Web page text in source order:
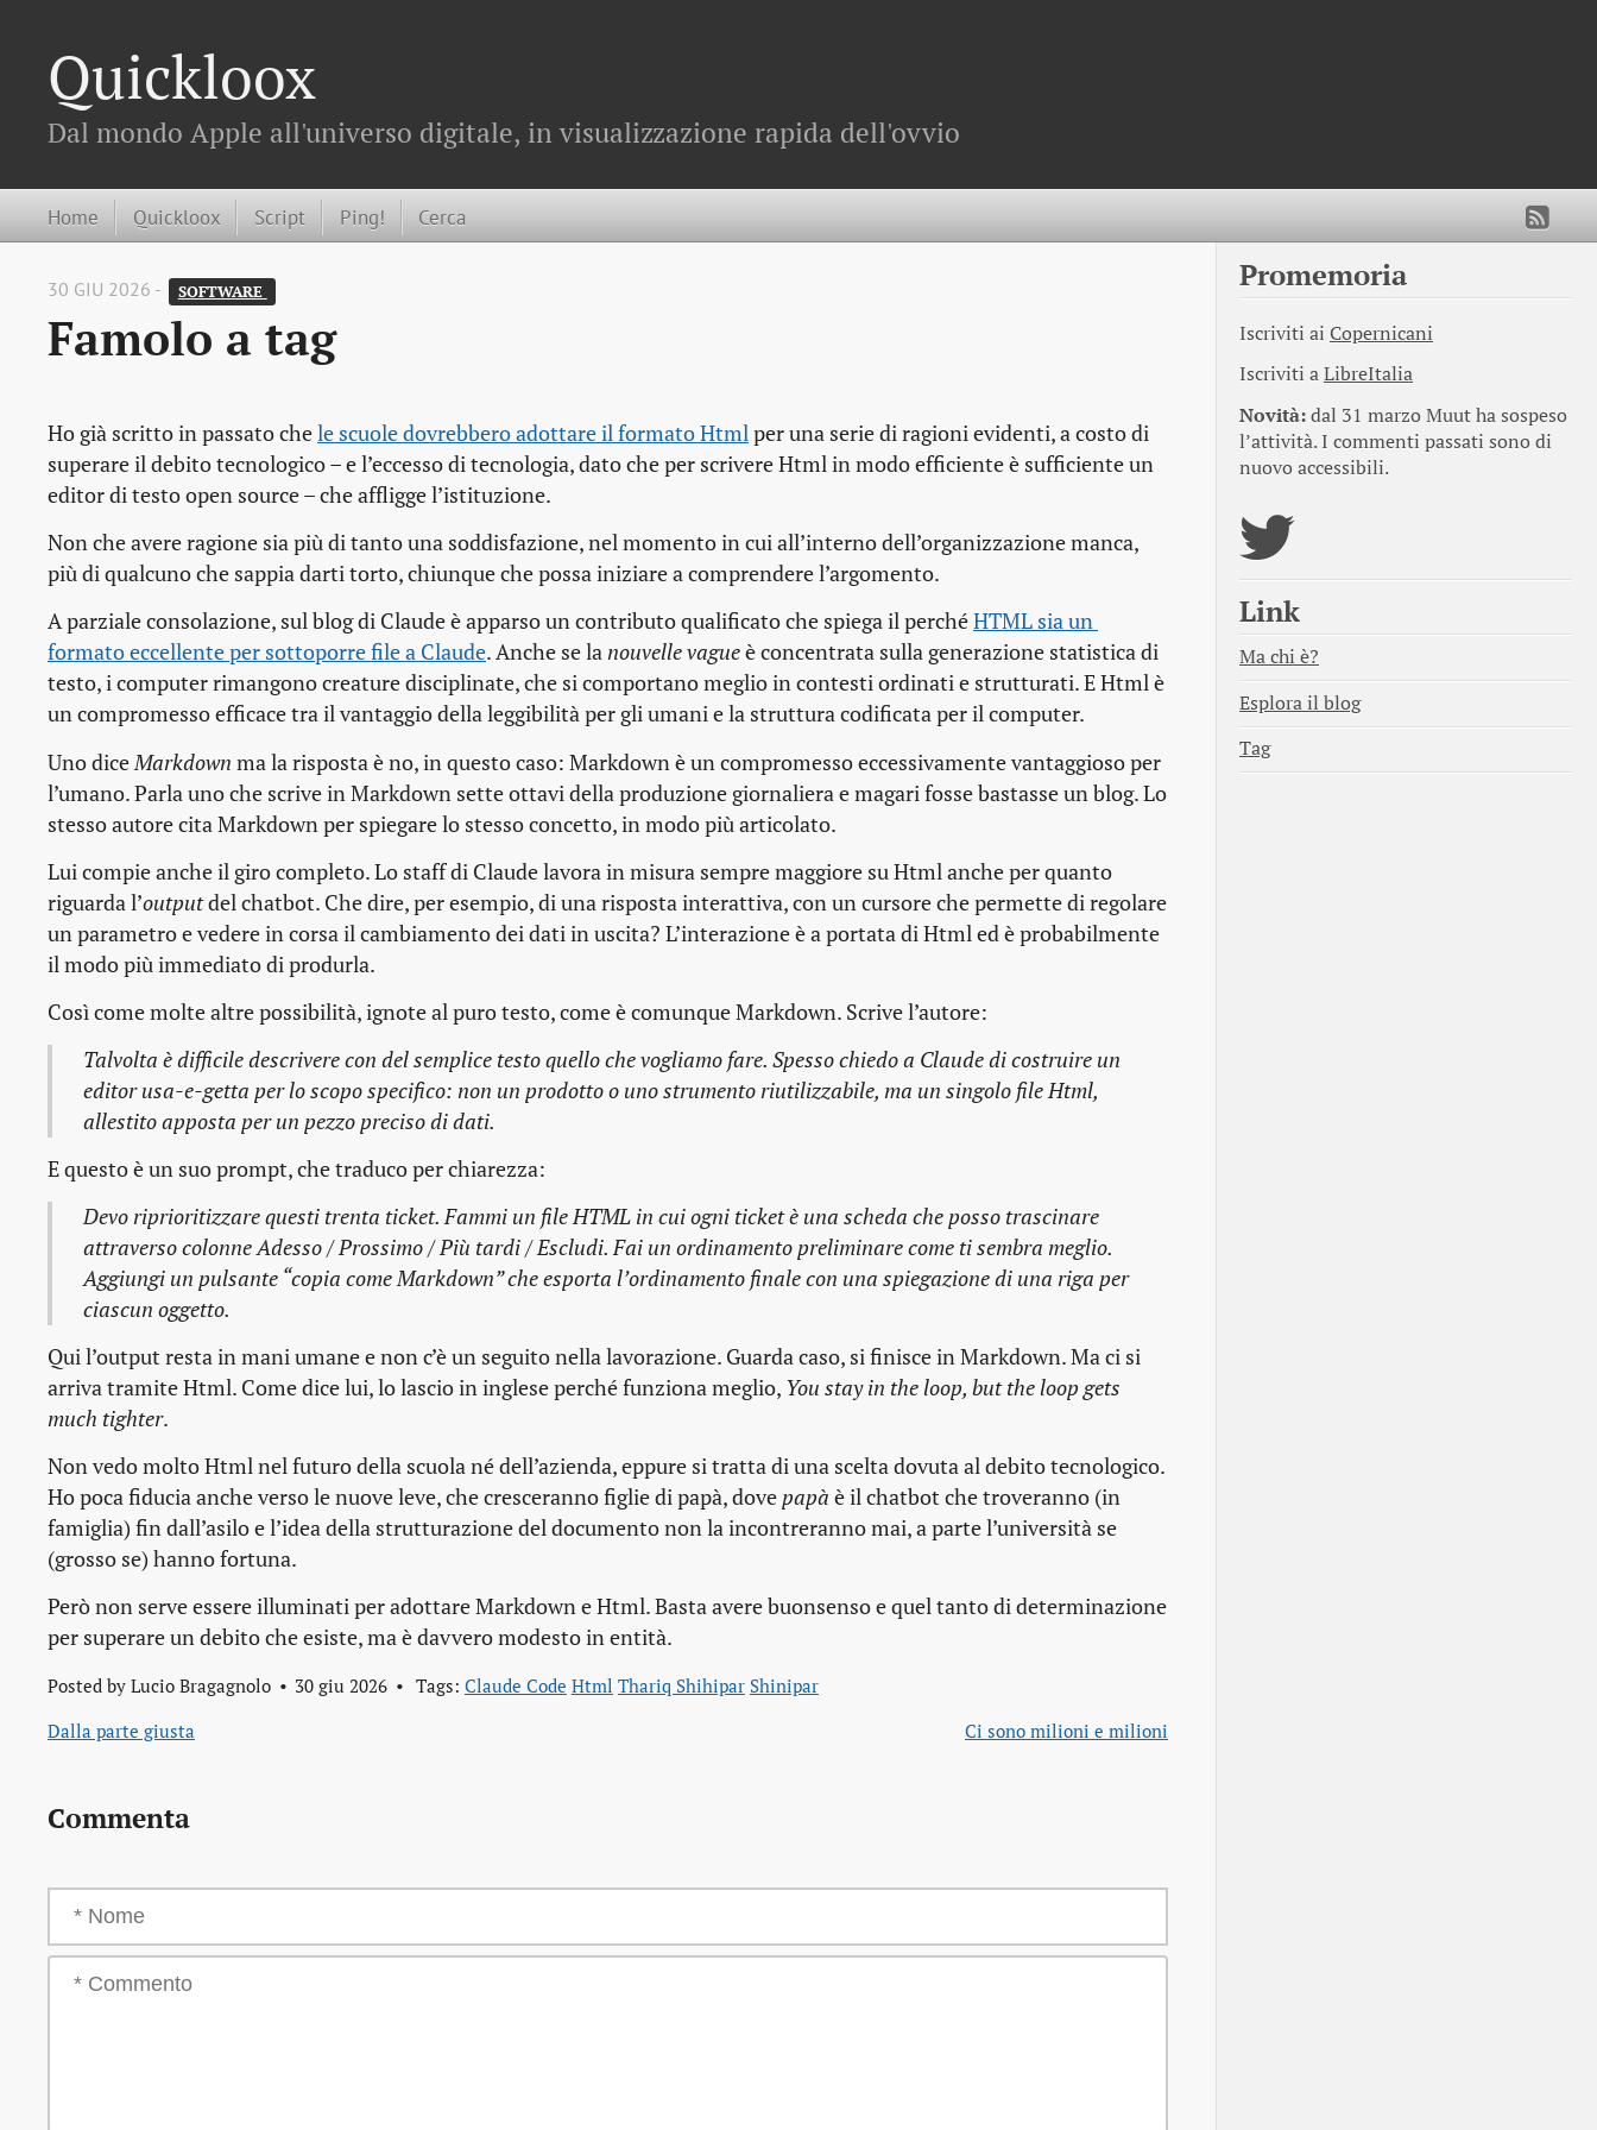
Quickloox
Dal mondo Apple all'universo digitale, in visualizzazione rapida dell'ovvio
Home Quickloox Script Ping! Cerca
30 GIU 2026 - SOFTWARE
Famolo a tag
Ho già scritto in passato chele scuole dovrebbero adottare il formato Htmlper una serie di ragioni evidenti, a costo di
superare il debito tecnologico – e l’eccesso di tecnologia, dato che per scrivere Html in modo efficiente è sufficiente un
editor di testo open source – che affligge l’istituzione.
Non che avere ragione sia più di tanto una soddisfazione, nel momento in cui all’interno dell’organizzazione manca,
più di qualcuno che sappia darti torto, chiunque che possa iniziare a comprendere l’argomento.
A parziale consolazione, sul blog di Claude è apparso un contributo qualificato che spiega il perchéHTML sia un
formato eccellente per sottoporre file a Claude. Anche se lanouvelle vagueè concentrata sulla generazione statistica di
testo, i computer rimangono creature disciplinate, che si comportano meglio in contesti ordinati e strutturati. E Html è
un compromesso efficace tra il vantaggio della leggibilità per gli umani e la struttura codificata per il computer.
Uno dice Markdown ma la risposta è no, in questo caso: Markdown è un compromesso eccessivamente vantaggioso per
l’umano. Parla uno che scrive in Markdown sette ottavi della produzione giornaliera e magari fosse bastasse un blog. Lo
stesso autore cita Markdown per spiegare lo stesso concetto, in modo più articolato.
Lui compie anche il giro completo. Lo staff di Claude lavora in misura sempre maggiore su Html anche per quanto
riguarda l’outputdel chatbot. Che dire, per esempio, di una risposta interattiva, con un cursore che permette di regolare
un parametro e vedere in corsa il cambiamento dei dati in uscita? L’interazione è a portata di Html ed è probabilmente
il modo più immediato di produrla.
Così come molte altre possibilità, ignote al puro testo, come è comunque Markdown. Scrive l’autore:
Talvolta è difficile descrivere con del semplice testo quello che vogliamo fare. Spesso chiedo a Claude di costruire un
editor usa-e-getta per lo scopo specifico: non un prodotto o uno strumento riutilizzabile, ma un singolo file Html,
allestito apposta per un pezzo preciso di dati.
E questo è un suo prompt, che traduco per chiarezza:
Devo riprioritizzare questi trenta ticket. Fammi un file HTML in cui ogni ticket è una scheda che posso trascinare
attraverso colonne Adesso / Prossimo / Più tardi / Escludi. Fai un ordinamento preliminare come ti sembra meglio.
Aggiungi un pulsante “copia come Markdown” che esporta l’ordinamento finale con una spiegazione di una riga per
ciascun oggetto.
Qui l’output resta in mani umane e non c’è un seguito nella lavorazione. Guarda caso, si finisce in Markdown. Ma ci si
arriva tramite Html. Come dice lui, lo lascio in inglese perché funziona meglio, You stay in the loop, but the loop gets
much tighter.
Non vedo molto Html nel futuro della scuola né dell’azienda, eppure si tratta di una scelta dovuta al debito tecnologico.
Ho poca fiducia anche verso le nuove leve, che cresceranno figlie di papà, dove papà è il chatbot che troveranno (in
famiglia) fin dall’asilo e l’idea della strutturazione del documento non la incontreranno mai, a parte l’università se
(grosso se) hanno fortuna.
Però non serve essere illuminati per adottare Markdown e Html. Basta avere buonsenso e quel tanto di determinazione
per superare un debito che esiste, ma è davvero modesto in entità.
Posted by Lucio Bragagnolo 30 giu 2026 Tags: Claude Code Html Thariq Shihipar Shinipar
Dalla parte giusta
Ci sono milioni e milioni
Commenta
Promemoria
Iscriviti ai Copernicani
Iscriviti aLibreItalia
Novità:dal 31 marzo Muut ha sospeso
l’attività. I commenti passati sono di
nuovo accessibili.
Link
Ma chi è?
Esplora il blog
Tag